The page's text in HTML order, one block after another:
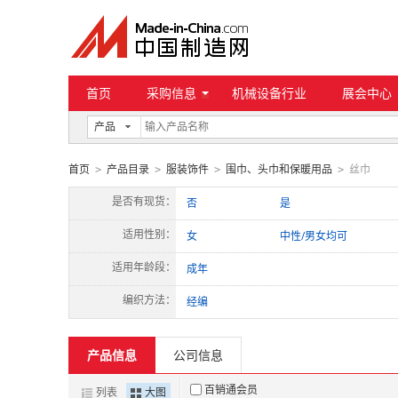
首页 采购信息 机械设备行业 展会中心
产品
首页 > 产品目录 > 服装饰件 > 围巾、头巾和保暖用品 > 丝巾
是否有现货： 否 是
适用性别： 女 中性/男女均可
适用年龄段： 成年
编织方法： 经编
产品信息 公司信息
列表 大图 百销通会员